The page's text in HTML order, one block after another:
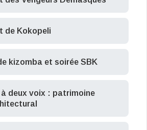
de Kokopeli
kizomba et soirée SBK
à deux voix : patrimoine